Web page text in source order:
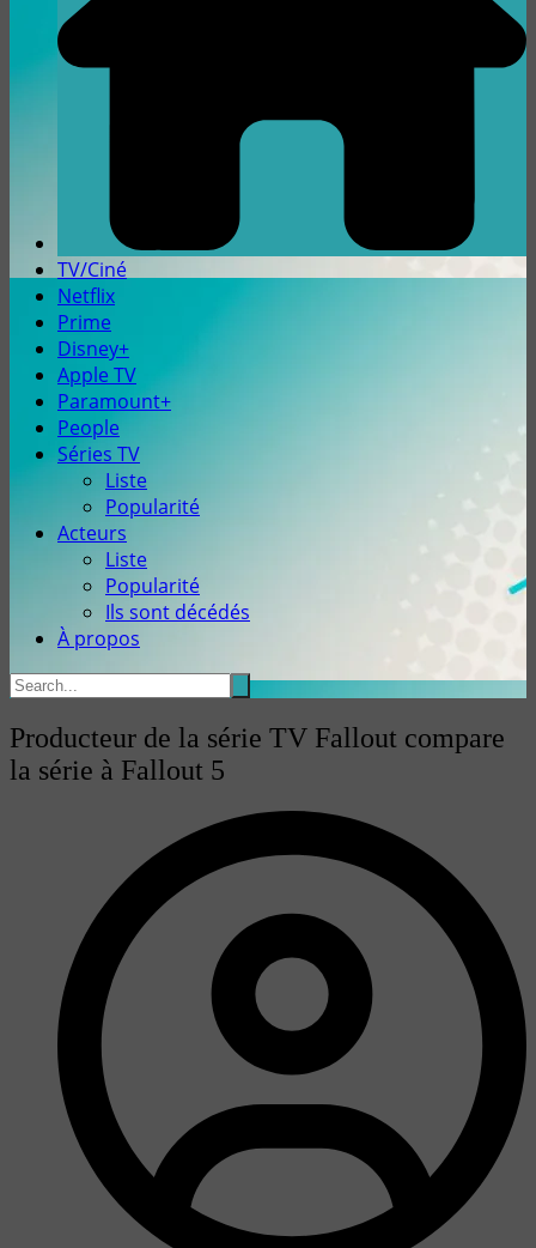
TV/Ciné
Netflix
Prime
Disney+
Apple TV
Paramount+
People
Séries TV
Liste
Popularité
Acteurs
Liste
Popularité
Ils sont décédés
À propos
Producteur de la série TV Fallout compare
la série à Fallout 5